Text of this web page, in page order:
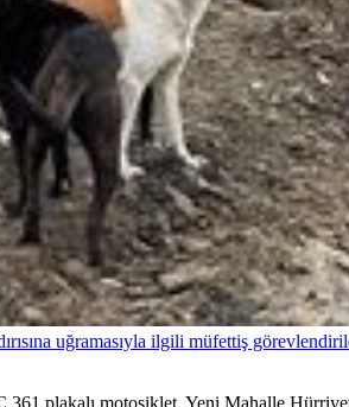
uğramasıyla ilgili müfettiş